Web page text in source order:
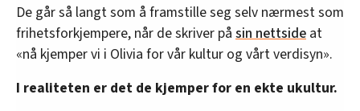
De går så langt som å framstille seg selv nærmest som
frihetsforkjempere, når de skriver på sin nettside at
«nå kjemper vi i Olivia for vår kultur og vårt verdisyn».
I realiteten er det de kjemper for en ekte ukultur.